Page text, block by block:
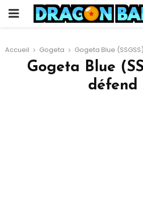
PRIMARY
Accueil Gogeta Gogeta Blue
Gogeta Blue
défend